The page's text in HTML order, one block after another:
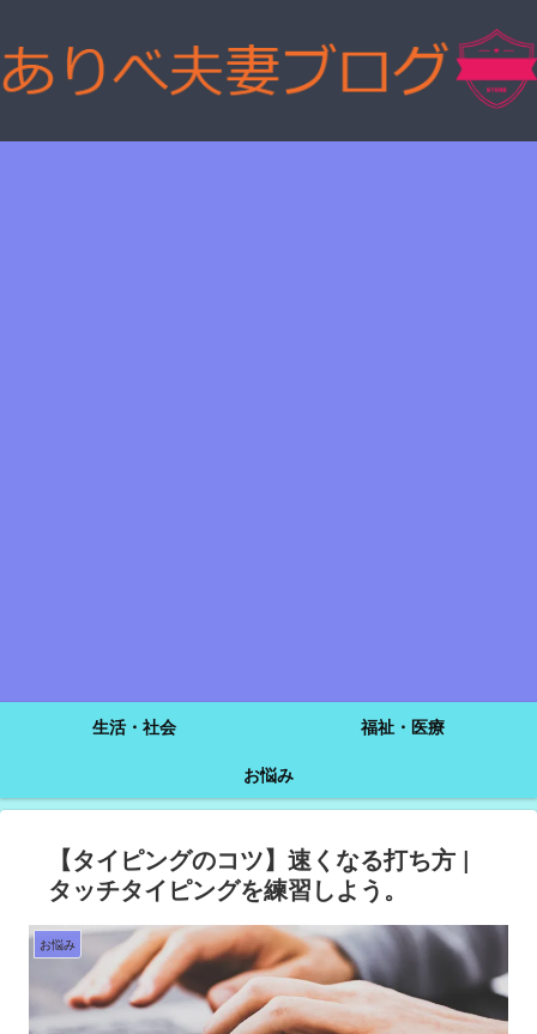
生活・社会
福祉・医療
お悩み
【タイピングのコツ】速くなる打ち方 |
タッチタイピングを練習しよう。
お悩み